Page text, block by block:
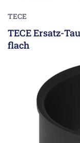
TECE
TECE Ersatz-
flach